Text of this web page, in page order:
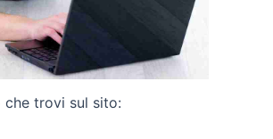
che trovi sul sito: